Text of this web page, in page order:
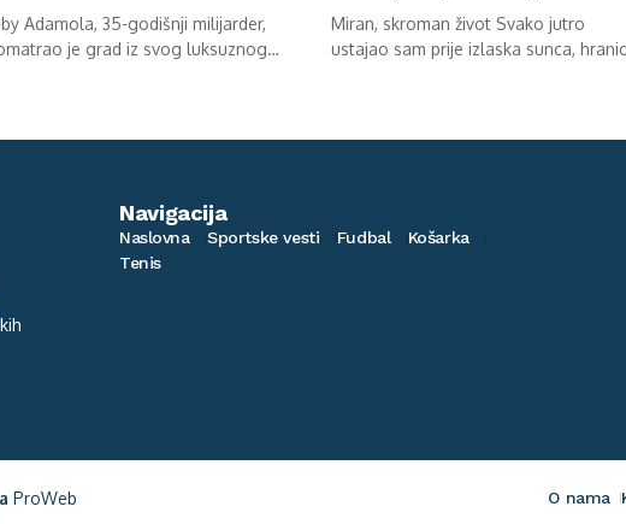
Adamola, 35-godišnji milijarder,
je grad iz svog luksuznog
Miran, skroman život Svako jutro
ustajao sam prije izlaska sunca,
Navigacija
Naslovna Sportske vesti Fudbal
Košarka
Tenis
ProWeb O nama